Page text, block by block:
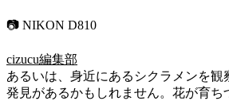
📷 NIKON D810
cizucu編集部
あるいは、身近にあるシクラメンを観
発見があるかもしれません。花が育ち